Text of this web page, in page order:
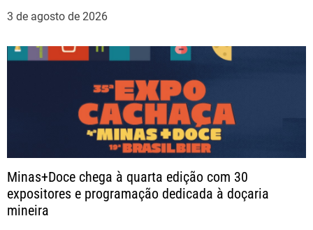
3 de agosto de 2026
Minas+Doce chega à quarta edição com 30
expositores e programação dedicada à doçaria
mineira